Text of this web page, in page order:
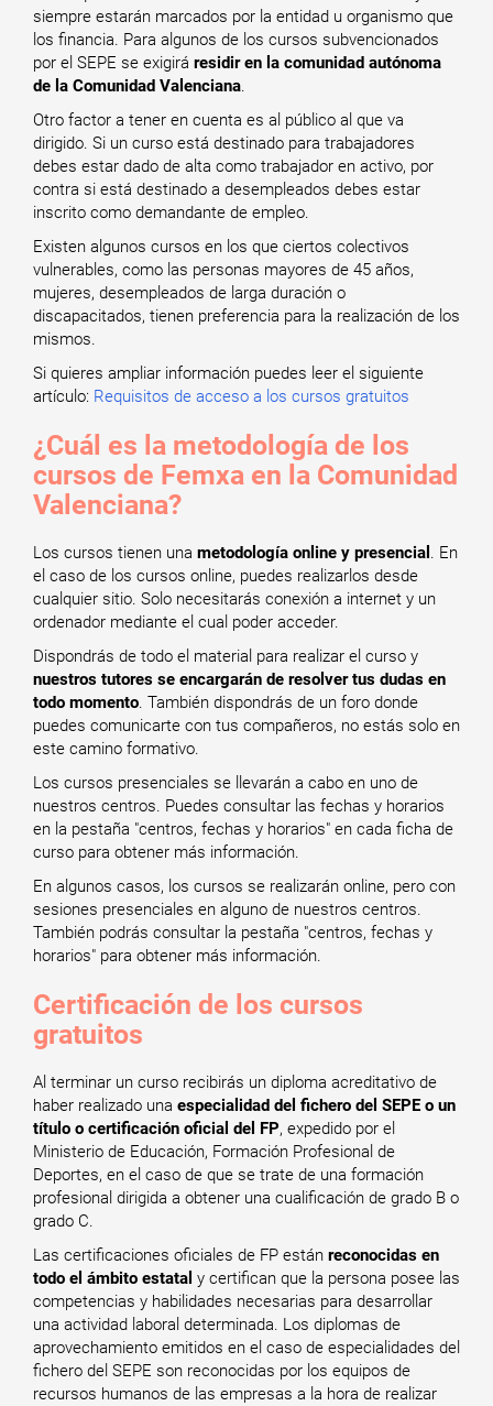
siempre estarán marcados por la entidad u organismo que
los financia. Para algunos de los cursos subvencionados
por el SEPE se exigirá residir en la comunidad autónoma
de la Comunidad Valenciana.
Otro factor a tener en cuenta es al público al que va
dirigido. Si un curso está destinado para trabajadores
debes estar dado de alta como trabajador en activo, por
contra si está destinado a desempleados debes estar
inscrito como demandante de empleo.
Existen algunos cursos en los que ciertos colectivos
vulnerables, como las personas mayores de 45 años,
mujeres, desempleados de larga duración o
discapacitados, tienen preferencia para la realización de los
mismos.
Si quieres ampliar información puedes leer el siguiente
artículo: Requisitos de acceso a los cursos gratuitos
¿Cuál es la metodología de los
cursos de Femxa en la Comunidad
Valenciana?
Los cursos tienen una metodología online y presencial . En
el caso de los cursos online, puedes realizarlos desde
cualquier sitio. Solo necesitarás conexión a internet y un
ordenador mediante el cual poder acceder.
Dispondrás de todo el material para realizar el curso y
nuestros tutores se encargarán de resolver tus dudas en
todo momento. También dispondrás de un foro donde
puedes comunicarte con tus compañeros, no estás solo en
este camino formativo.
Los cursos presenciales se llevarán a cabo en uno de
nuestros centros. Puedes consultar las fechas y horarios
en la pestaña "centros, fechas y horarios" en cada ficha de
curso para obtener más información.
En algunos casos, los cursos se realizarán online, pero con
sesiones presenciales en alguno de nuestros centros.
También podrás consultar la pestaña "centros, fechas y
horarios" para obtener más información.
Certificación de los cursos
gratuitos
Al terminar un curso recibirás un diploma acreditativo de
haber realizado una especialidad del fichero del SEPE o un
título o certificación oficial del FP, expedido por el
Ministerio de Educación, Formación Profesional de
Deportes, en el caso de que se trate de una formación
profesional dirigida a obtener una cualificación de grado B o
grado C.
Las certificaciones oficiales de FP están reconocidas en
todo el ámbito estatal y certifican que la persona posee las
competencias y habilidades necesarias para desarrollar
una actividad laboral determinada. Los diplomas de
aprovechamiento emitidos en el caso de especialidades del
fichero del SEPE son reconocidas por los equipos de
recursos humanos de las empresas a la hora de realizar